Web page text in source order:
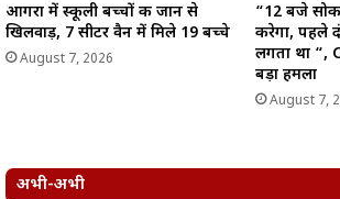
आगरा में स्कूली बच्चों की जान से
खिलवाड़, 7 सीटर वैन में मिले 19 बच्चे
August 7, 2026
“12 बजे
करेगा, पहले
लगता था “,
बड़ा हमला
August 7,
अभी-अभी